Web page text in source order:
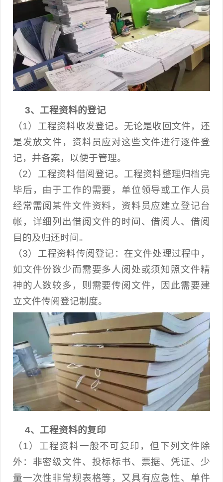
3、工程资料的登记
（1）工程资料收发登记。无论是收回文件，还
是发放文件，资料员应对这些文件进行逐件登
记，并备案，以便于管理。
（2）工程资料借阅登记。工程资料整理归档完
毕后，由于工作的需要，单位领导或工作人员
经常需阅某件文件资料，资料员应建立登记台
帐，详细列出借阅文件的时间、借阅人、借阅
目的及归还时间。
（3）工程资料传阅登记：在文件处理过程中，
如文件份数少而需要多人阅处或须知照文件精
神的人数较多，则需要传阅文件，因此需要建
立文件传阅登记制度。
4、工程资料的复印
（1）工程资料一般不可复印，但下列文件除
外：非密级文件、投标标书、票据、凭证、少
量一次性非常规表格等，又具有应急性、单件